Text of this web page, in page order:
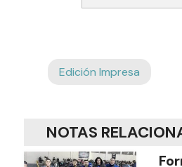
Edición Impresa
NOTAS